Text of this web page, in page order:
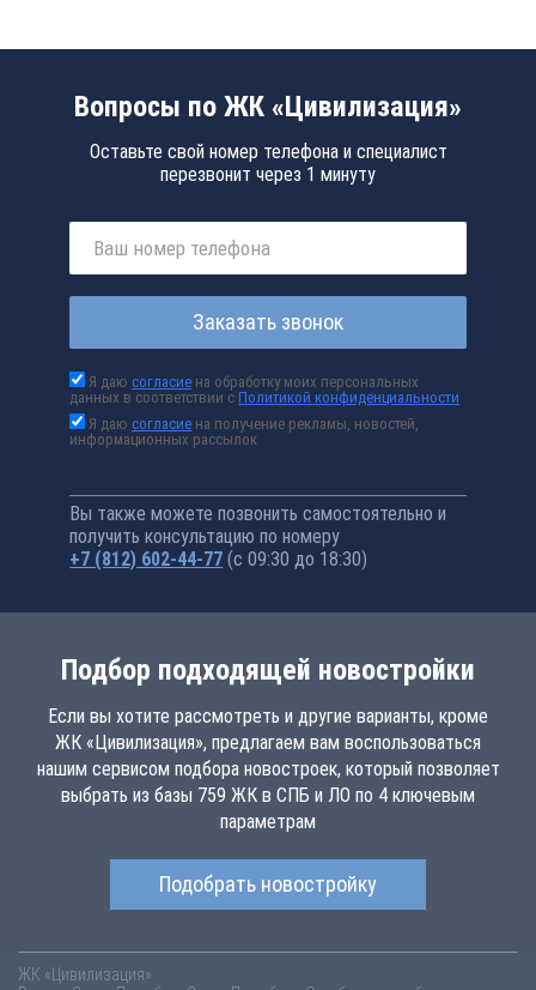
Вопросы по ЖК «Цивилизация»
Оставьте свой номер телефона и специалист
перезвонит через 1 минуту
Заказать звонок
Я даюсогласие на обработку моих персональных
данных в соответствии сПолитикой конфиденциальности
Я даюсогласие на получение рекламы, новостей,
информационных рассылок
Вы также можете позвонить самостоятельно и
получить консультацию по номеру
+7 (812) 602-44-77 (с 09:30 до 18:30)
Подбор подходящей новостройки
Если вы хотите рассмотреть и другие варианты, кроме
ЖК «Цивилизация», предлагаем вам воспользоваться
нашим сервисом подбора новостроек, который позволяет
выбрать из базы 759 ЖК в СПБ и ЛО по 4 ключевым
параметрам
Подобрать новостройку
ЖК «Цивилизация»